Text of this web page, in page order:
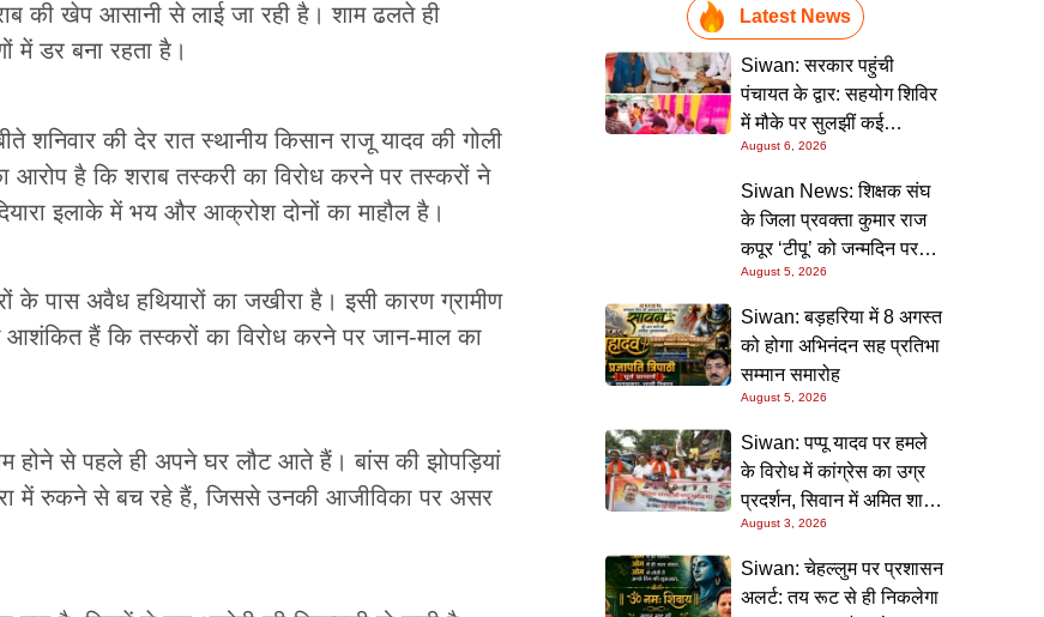
की खेप आसानी से लाई जा रही है। शाम ढलते ही
में डर बना रहता है।
शनिवार की देर रात स्थानीय किसान राजू यादव की गोली
आरोप है कि शराब तस्करी का विरोध करने पर तस्करों ने
इलाके में भय और आक्रोश दोनों का माहौल है।
के पास अवैध हथियारों का जखीरा है। इसी कारण ग्रामीण
हैं कि तस्करों का विरोध करने पर जान-माल का
होने से पहले ही अपने घर लौट आते हैं। बांस की झोपड़ियां
में रुकने से बच रहे हैं, जिससे उनकी आजीविका पर असर
Latest News
Siwan: सरकार पहुंची
पंचायत के द्वार: सहयोग शिविर
में मौके पर सुलझीं कई
समस्याएं, 30 दिन में समाधान
की गारंटी
August 6, 2026
Siwan News: शिक्षक संघ
के जिला प्रवक्ता कुमार राज
कपूर ‘टीपू’ को जन्मदिन पर
मिली शुभकामनाओं की सौगात
August 5, 2026
Siwan: बड़हरिया में 8 अगस्त
को होगा अभिनंदन सह प्रतिभा
सम्मान समारोह
August 5, 2026
Siwan: पप्पू यादव पर हमले
के विरोध में कांग्रेस का उग्र
प्रदर्शन, सिवान में अमित शाह
का पुतला फूंका
August 3, 2026
Siwan: चेहल्लुम पर प्रशासन
अलर्ट: तय रूट से ही निकलेगा